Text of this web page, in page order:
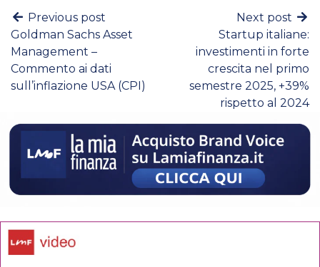
Previous post
Goldman Sachs Asset
Management –
Commento ai dati
sull’inflazione USA (CPI)
Next post
Startup italiane:
investimenti in forte
crescita nel primo
semestre 2025, +39%
rispetto al 2024